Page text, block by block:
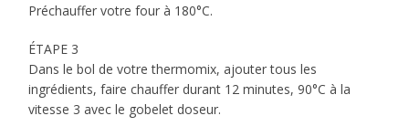
Préchauffer votre four à 180°C.
ÉTAPE 3
Dans le bol de votre thermomix, ajouter tous les
ingrédients, faire chauffer durant 12 minutes, 90°C à la
vitesse 3 avec le gobelet doseur.